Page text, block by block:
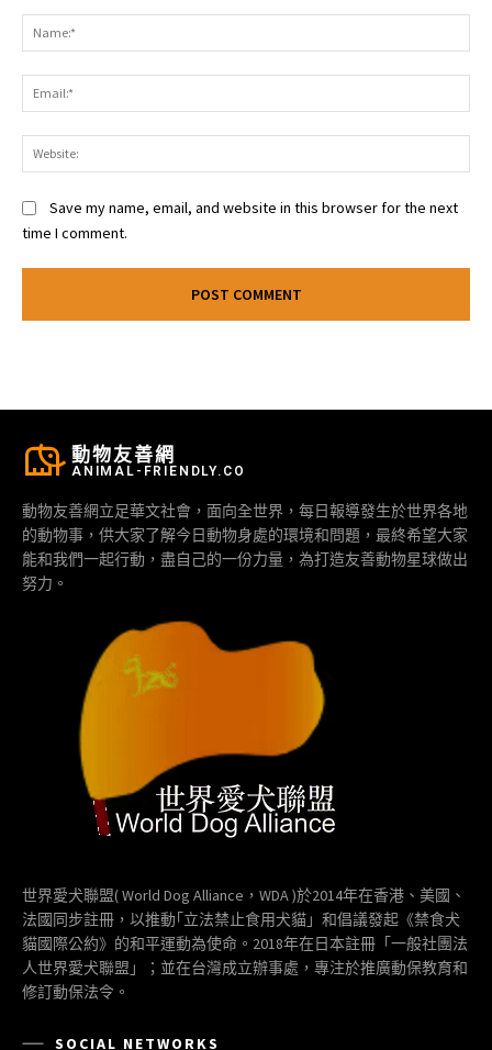
Save my name, email, and website in this browser for the next
time I comment.
動物友善網
ANIMAL-FRIENDLY.CO
動物友善網立足華文社會，面向全世界，每日報導發生於世界各地
的動物事，供大家了解今日動物身處的環境和問題，最終希望大家
能和我們一起行動，盡自己的一份力量，為打造友善動物星球做出
努力。
世界愛犬聯盟( World Dog Alliance，WDA )於2014年在香港、美國、
法國同步註冊，以推動｢立法禁止食用犬貓」和倡議發起《禁食犬
貓國際公約》的和平運動為使命。2018年在日本註冊「一般社團法
人世界愛犬聯盟」；並在台灣成立辦事處，專注於推廣動保教育和
修訂動保法令。
SOCIAL NETWORKS